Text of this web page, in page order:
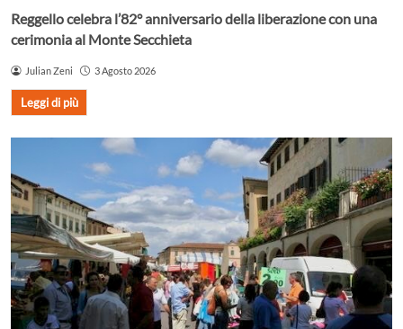
Reggello celebra l’82° anniversario della liberazione con una
cerimonia al Monte Secchieta
Julian Zeni 3 Agosto 2026
Leggi di più